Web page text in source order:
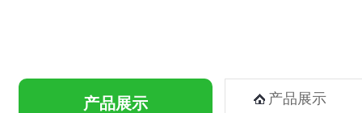
产品展示 产品展示